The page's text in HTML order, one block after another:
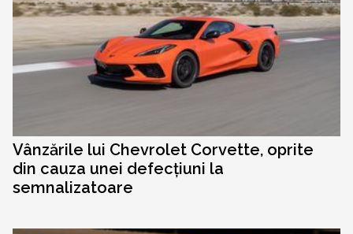
Vânzările lui Chevrolet Corvette, oprite
din cauza unei defecțiuni la
semnalizatoare